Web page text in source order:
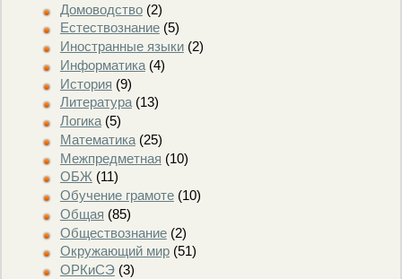
Домоводство(2)
Естествознание(5)
Иностранные языки(2)
Информатика(4)
История (9)
Литература(13)
Логика(5)
Математика(25)
Межпредметная (10)
ОБЖ (11)
Обучение грамоте(10)
Общая (85)
Обществознание(2)
Окружающий мир(51)
ОРКиСЭ(3)